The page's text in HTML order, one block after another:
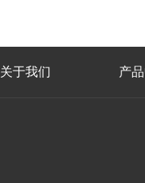
关于我们 产